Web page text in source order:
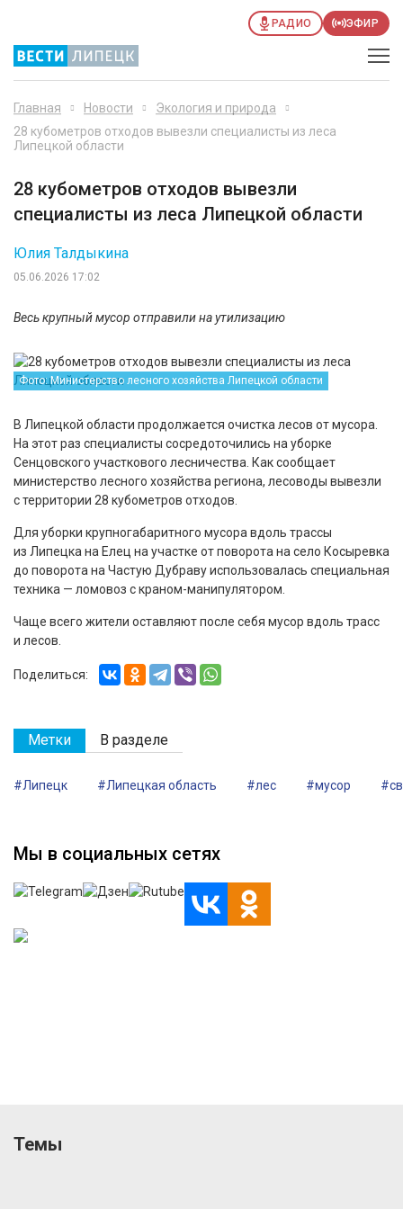
РАДИО ЭФИР
Главная Новости
Экология и природа
28 кубометров отходов вывезли специалисты из леса
Липецкой области
28 кубометров отходов вывезли
специалисты из леса Липецкой области
05.06.2026 17:02
Юлия Талдыкина
Весь крупный мусор отправили на утилизацию
Фото: Министерство лесного хозяйства Липецкой области
В Липецкой области продолжается очистка лесов от мусора.
На этот раз специалисты сосредоточились на уборке
Сенцовского участкового лесничества. Как сообщает
министерство лесного хозяйства региона, лесоводы вывезли
с территории 28 кубометров отходов.
Для уборки крупногабаритного мусора вдоль трассы
из Липецка на Елец на участке от поворота на село Косыревка
до поворота на Частую Дубраву использовалась специальная
техника — ломовоз с краном-манипулятором.
Чаще всего жители оставляют после себя мусор вдоль трасс
и лесов.
Поделиться:
Метки В разделе
#Липецк #Липецкая область #лес #мусор
Мы в социальных сетях
Темы